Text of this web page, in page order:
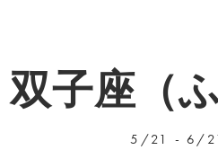
双子座（
5/21 - 6/